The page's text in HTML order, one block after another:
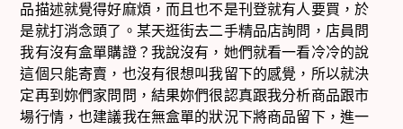
品描述就覺得好麻煩，而且也不是刊登就有人要買，於
是就打消念頭了。某天逛街去二手精品店詢問，店員問
我有沒有盒單購證？我說沒有，她們就看一看冷冷的說
這個只能寄賣，也沒有很想叫我留下的感覺，所以就決
定再到妳們家問問，結果妳們很認真跟我分析商品跟市
場行情，也建議我在無盒單的狀況下將商品留下，進一